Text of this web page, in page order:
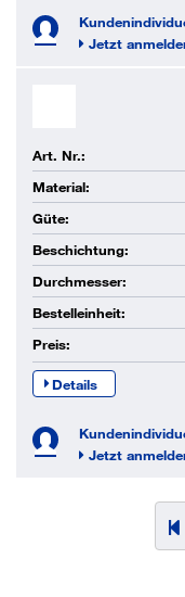
Jetzt
Art. Nr.:
Material:
Güte:
Beschichtung:
Durchmesser:
Bestelleinheit:
Preis:
Details
Jetzt